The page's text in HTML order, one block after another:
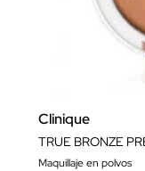
Clinique
Maquillaje en polvos